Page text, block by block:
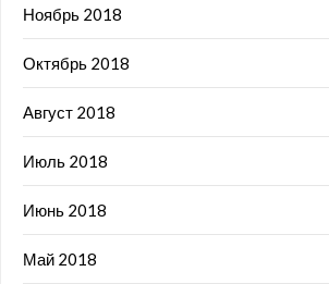
Ноябрь 2018
Октябрь 2018
Август 2018
Июль 2018
Июнь 2018
Май 2018